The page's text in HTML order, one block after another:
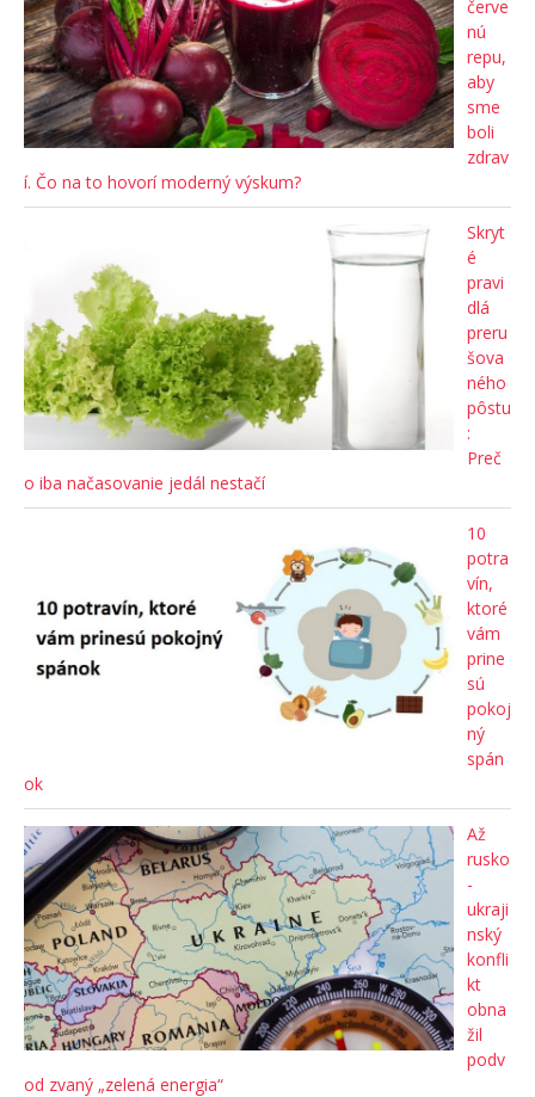
červe
nú
repu,
aby
sme
boli
zdrav
í. Čo na to hovorí moderný výskum?
Skryt
é
pravi
dlá
preru
šova
ného
pôstu
:
Preč
o iba načasovanie jedál nestačí
10
potra
vín,
ktoré
vám
prine
sú
pokoj
ný
spán
ok
Až
rusko
-
ukraji
nský
konfli
kt
obna
žil
podv
od zvaný „zelená energia“